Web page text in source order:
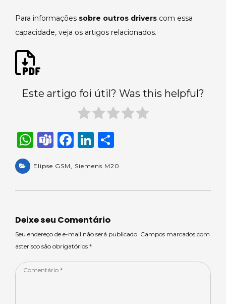
Para informações sobre outros drivers com essa
capacidade, veja os artigos relacionados.
Este artigo foi útil? Was this helpful?
W
a
ts
p
p
T
a
m
F
c
e
o
o
k
Li
k
e
n
ar
e
Elipse GSM, Siemens M20
Deixe seu Comentário
Seu endereço de e-mail não será publicado. Campos marcados com
asterisco são obrigatórios *
Comentário